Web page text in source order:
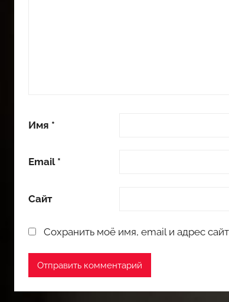
Имя *
Email *
Сайт
Сохранить моё имя, email и адрес